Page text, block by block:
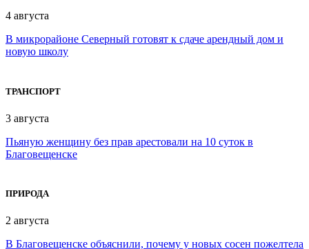
4 августа
В микрорайоне Северный готовят к сдаче арендный дом и
новую школу
ТРАНСПОРТ
3 августа
Пьяную женщину без прав арестовали на 10 суток в
Благовещенске
ПРИРОДА
2 августа
В Благовещенске объяснили, почему у новых сосен пожелтела